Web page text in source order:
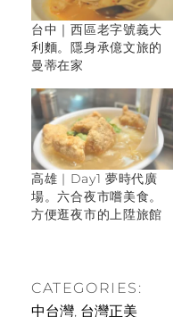
台中｜西區老字號義大
利麵。隱身承億文旅的
曼蒂在家
高雄 | Day1 夢時代廣
場。六合夜市嚐美食。
方便逛夜市的上陞旅館
CATEGORIES:
中台灣, 台灣正美